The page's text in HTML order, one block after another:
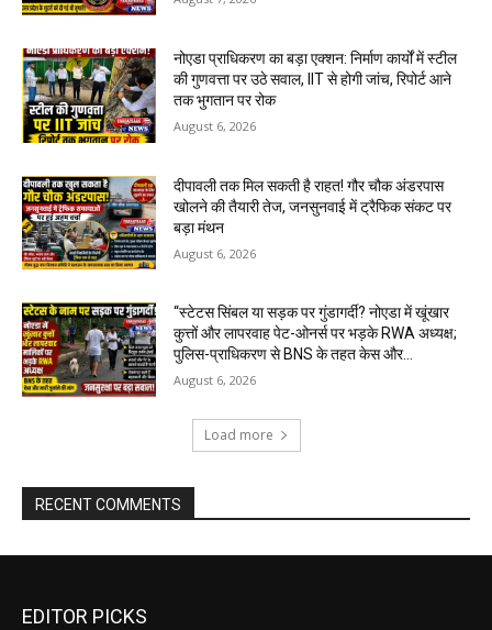
नोएडा प्राधिकरण का बड़ा एक्शन: निर्माण कार्यों में स्टील
की गुणवत्ता पर उठे सवाल, IIT से होगी जांच, रिपोर्ट आने
तक भुगतान पर रोक
August 6, 2026
दीपावली तक मिल सकती है राहत! गौर चौक अंडरपास
खोलने की तैयारी तेज, जनसुनवाई में ट्रैफिक संकट पर
बड़ा मंथन
August 6, 2026
“स्टेटस सिंबल या सड़क पर गुंडागर्दी? नोएडा में खूंखार
कुत्तों और लापरवाह पेट-ओनर्स पर भड़के RWA अध्यक्ष;
पुलिस-प्राधिकरण से BNS के तहत केस और...
August 6, 2026
Load more
RECENT COMMENTS
EDITOR PICKS